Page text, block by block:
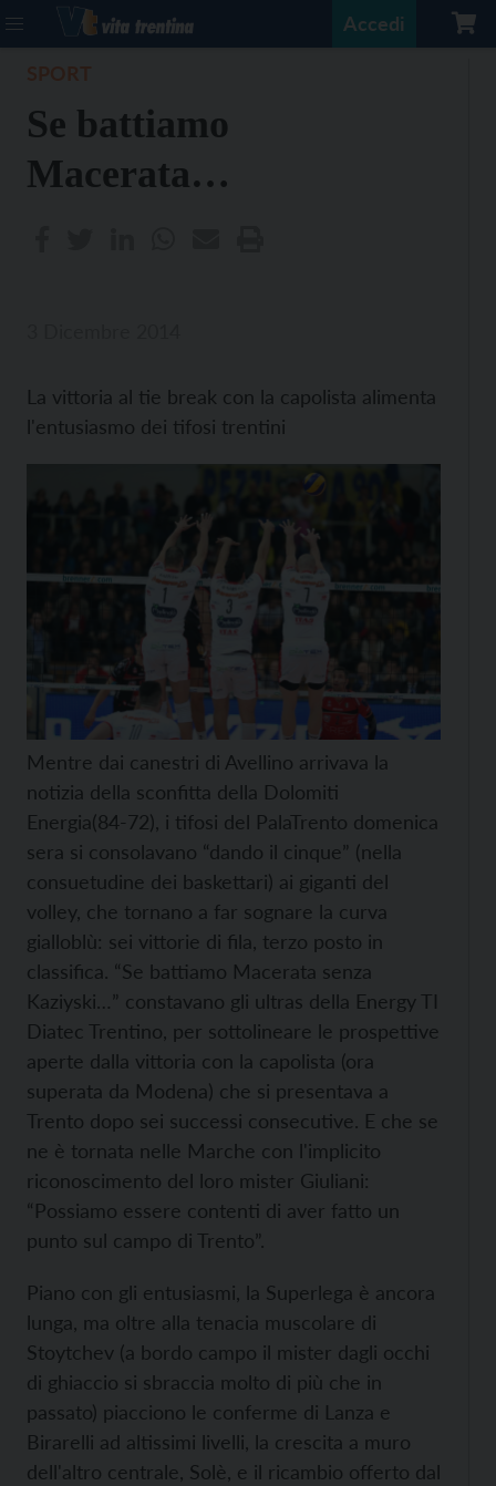
Accedi
Se battiamo
Macerata…
La vittoria al tie break con la capolista alimenta
l'entusiasmo dei tifosi trentini
Mentre dai canestri di Avellino arrivava la
notizia della sconfitta della Dolomiti
Energia(84-72), i tifosi del PalaTrento domenica
sera si consolavano “dando il cinque” (nella
consuetudine dei baskettari) ai giganti del
volley, che tornano a far sognare la curva
gialloblù: sei vittorie di fila, terzo posto in
classifica. “Se battiamo Macerata senza
Kaziyski…” constavano gli ultras della Energy TI
Diatec Trentino, per sottolineare le prospettive
aperte dalla vittoria con la capolista (ora
superata da Modena) che si presentava a
Trento dopo sei successi consecutive. E che se
ne è tornata nelle Marche con l'implicito
riconoscimento del loro mister Giuliani:
“Possiamo essere contenti di aver fatto un
punto sul campo di Trento”.
Piano con gli entusiasmi, la Superlega è ancora
lunga, ma oltre alla tenacia muscolare di
Stoytchev (a bordo campo il mister dagli occhi
di ghiaccio si sbraccia molto di più che in
passato) piacciono le conferme di Lanza e
Birarelli ad altissimi livelli, la crescita a muro
dell'altro centrale, Solè, e il ricambio offerto dal